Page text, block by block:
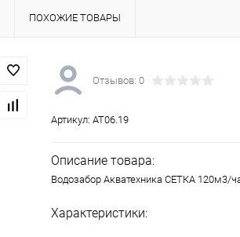
ПОХОЖИЕ ТОВАРЫ
Отзывов: 0
Артикул: AT06.19
Описание товара:
Водозабор Акватехника СЕТКА 120м3/
Характеристики: